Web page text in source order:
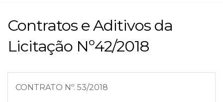
Contratos e Aditivos da
Licitação Nº42/2018
CONTRATO Nº. 53/2018